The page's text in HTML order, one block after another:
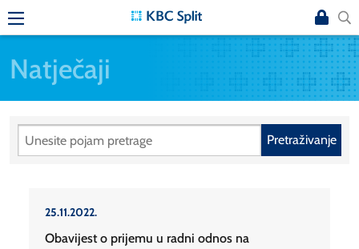
Natječaji
Pretraživanje
25.11.2022.
Obavijest o prijemu u radni odnos na